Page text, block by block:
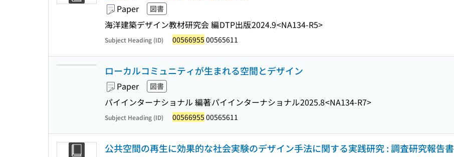
Paper 図書
海洋建築デザイン教材研究会 編DTP出版2024.9<NA134-R5>
Subject Heading (ID) 00566955 00565611
ローカルコミュニティが生まれる空間とデザイン
Paper 図書
パイインターナショナル 編著パイインターナショナル2025.8<NA134-R7>
Subject Heading (ID) 00566955 00565611
公共空間の再生に効果的な社会実験のデザイン手法に関する実践研究 : 調査研究報告書